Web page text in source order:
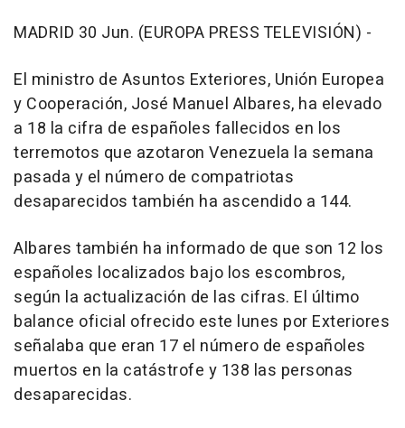
MADRID 30 Jun. (EUROPA PRESS TELEVISIÓN) -
El ministro de Asuntos Exteriores, Unión Europea
y Cooperación, José Manuel Albares, ha elevado
a 18 la cifra de españoles fallecidos en los
terremotos que azotaron Venezuela la semana
pasada y el número de compatriotas
desaparecidos también ha ascendido a 144.
Albares también ha informado de que son 12 los
españoles localizados bajo los escombros,
según la actualización de las cifras. El último
balance oficial ofrecido este lunes por Exteriores
señalaba que eran 17 el número de españoles
muertos en la catástrofe y 138 las personas
desaparecidas.